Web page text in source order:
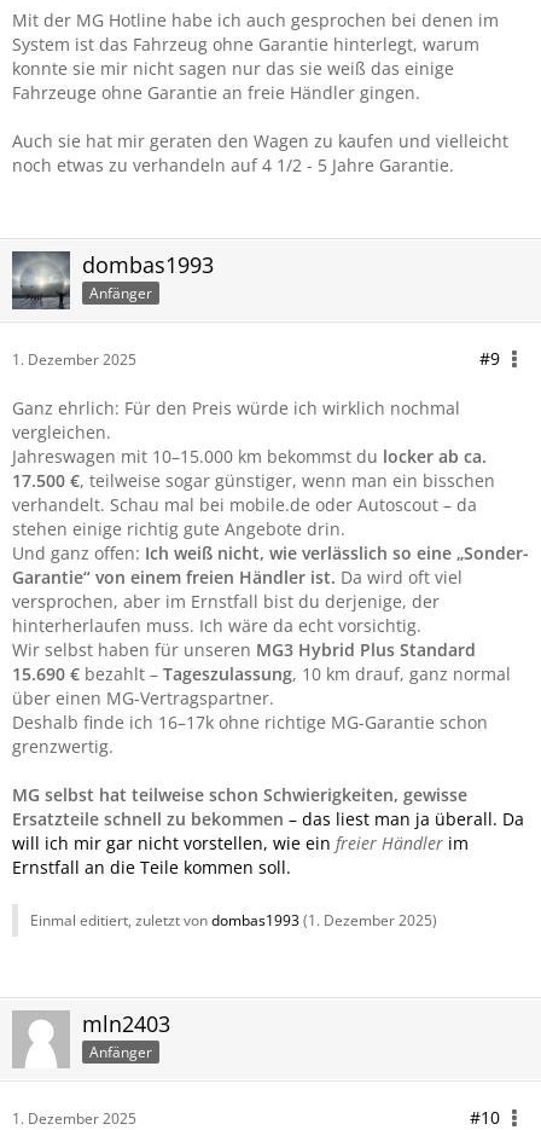
Mit der MG Hotline habe ich auch gesprochen bei denen im
System ist das Fahrzeug ohne Garantie hinterlegt, warum
konnte sie mir nicht sagen nur das sie weiß das einige
Fahrzeuge ohne Garantie an freie Händler gingen.
Auch sie hat mir geraten den Wagen zu kaufen und vielleicht
noch etwas zu verhandeln auf 4 1/2 - 5 Jahre Garantie.
dombas1993
Anfänger
1. Dezember 2025 #9
Ganz ehrlich: Für den Preis würde ich wirklich nochmal
vergleichen.
Jahreswagen mit 10–15.000 km bekommst du locker ab ca.
17.500 €, teilweise sogar günstiger, wenn man ein bisschen
verhandelt. Schau mal bei mobile.de oder Autoscout – da
stehen einige richtig gute Angebote drin.
Und ganz offen: Ich weiß nicht, wie verlässlich so eine „Sonder-
Garantie“ von einem freien Händler ist. Da wird oft viel
versprochen, aber im Ernstfall bist du derjenige, der
hinterherlaufen muss. Ich wäre da echt vorsichtig.
Wir selbst haben für unseren MG3 Hybrid Plus Standard
15.690 € bezahlt – Tageszulassung, 10 km drauf, ganz normal
über einen MG-Vertragspartner.
Deshalb finde ich 16–17k ohne richtige MG-Garantie schon
grenzwertig.
MG selbst hat teilweise schon Schwierigkeiten, gewisse
Ersatzteile schnell zu bekommen – das liest man ja überall. Da
will ich mir gar nicht vorstellen, wie ein freier Händler im
Ernstfall an die Teile kommen soll.
Einmal editiert, zuletzt vondombas1993(1. Dezember 2025)
mln2403
Anfänger
1. Dezember 2025 #10